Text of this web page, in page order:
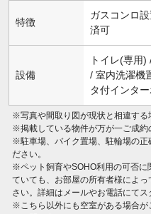
特徴
ガスコンロ
済可
設備
トイレ(専用
/ 室内洗濯機
タ付インタ
※写真や間取り図が現状と相違する
※掲載している物件が万が一ご成約
※駐車場、バイク置場、駐輪場の正
ださい。
※ペット飼育やSOHO利用の可否に
ていても、お部屋の所有者様によ
さい。詳細はメールやお電話にてス
※こちら以外にも空室がある場合